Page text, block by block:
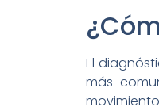
El
más